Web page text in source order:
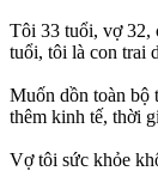
Tôi 33 tuổi, vợ 32,
tuổi, tôi là con trai
Muốn dồn toàn bộ
thêm kinh tế, thời
Vợ tôi sức khỏe